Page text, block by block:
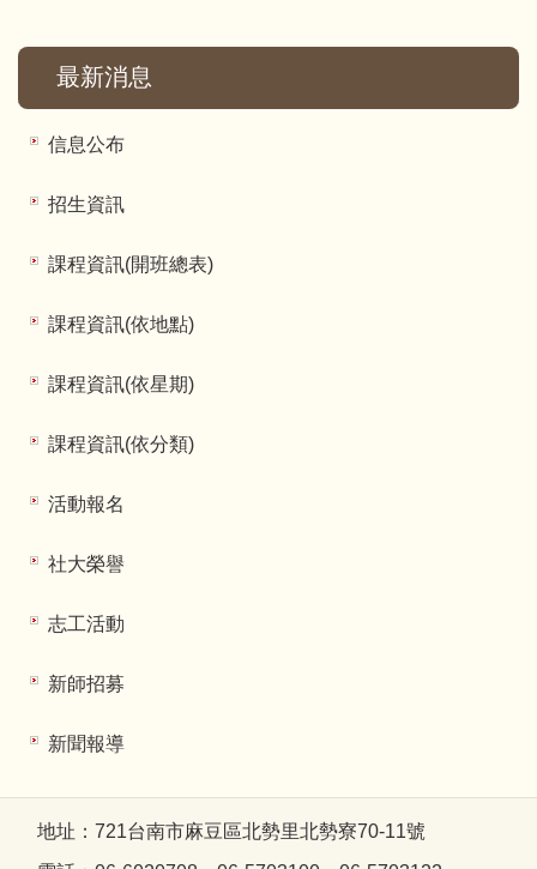
最新消息
信息公布
招生資訊
課程資訊(開班總表)
課程資訊(依地點)
課程資訊(依星期)
課程資訊(依分類)
活動報名
社大榮譽
志工活動
新師招募
新聞報導
地址：721台南市麻豆區北勢里北勢寮70-11號